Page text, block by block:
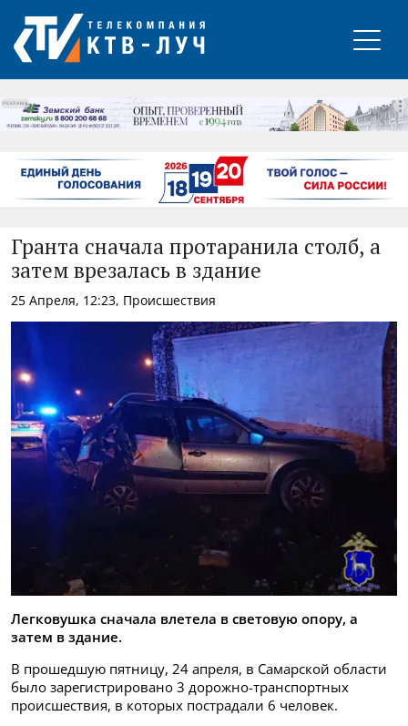
РЕКЛАМА
Гранта сначала протаранила столб, а
затем врезалась в здание
25 Апреля, 12:23, Происшествия
Легковушка сначала влетела в световую опору, а
затем в здание.
В прошедшую пятницу, 24 апреля, в Самарской области
было зарегистрировано 3 дорожно-транспортных
происшествия, в которых пострадали 6 человек.